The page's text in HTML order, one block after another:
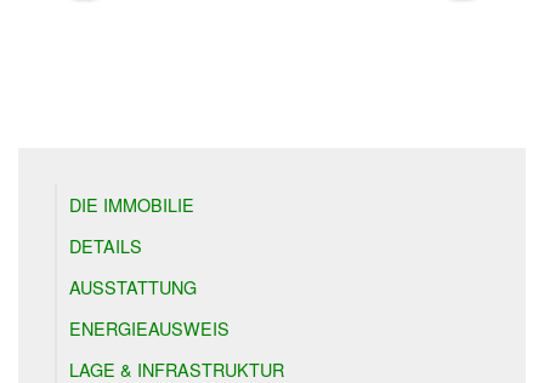
DIE IMMOBILIE
DETAILS
AUSSTATTUNG
ENERGIEAUSWEIS
LAGE & INFRASTRUKTUR